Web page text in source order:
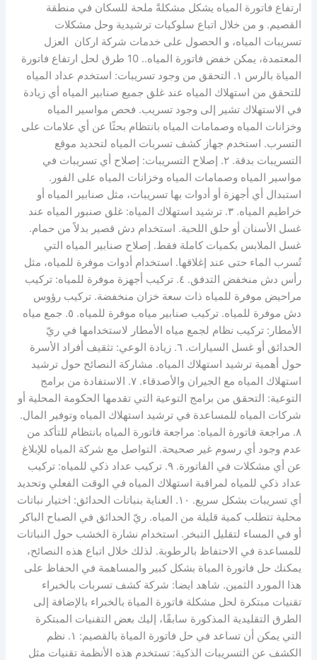
ارتفاع فاتورة المياه يشكل مشكلةً ملحة للسكان في منطقة
القصيم. و من خلال اتباع سلوكيات ترشيدية وحل مشكلات
تسريبات المياه، و الحصول على خدمات شركة اركان العزل
المعتمدة، يمكن خفض فاتورة المياه.. 10 طرق لحل ارتفاع فاتورة
المياة بالرس ١. التحقق من وجود تسريبات: استخدم عداد المياه
للتحقق من استهلاك المياه عند غلق جميع صنابير المياه أي زيادة
في الاستهلاك تشير إلى وجود تسريب. فحص مواسير المياه
وخزانات المياه وصمامات المياه بانتظام بحثًا عن أي علامات على
التسرب. استخدم جهاز كشف تسربات المياه لتحديد موقع
التسريبات بدقة. ٢. إصلاح التسريبات: إصلاح أي تسريبات في
مواسير المياه وصمامات المياه وخزانات المياه على الفور.
استبدال أي أجهزة أو أدوات بها تسريبات، مثل صنابير المياه أو
خراطيم المياه. ٣. ترشيد استهلاك المياه: غلق صنبور المياه عند
غسل الأسنان أو حلق اللحية. استخدام دش قصير بدلاً من حمام.
غسل الملابس بكميات كاملة فقط. إصلاح صنابير المياه التي
تُسرب الماء حتى عند إغلاقها. استخدام أدوات موفرة للمياه، مثل
رأس دش منخفض التدفق. ٤. تركيب أجهزة موفرة للمياه: تركيب
مراحيض موفرة للمياه ذات سعة خزان منخفضة. تركيب رؤوس
دش موفرة للمياه. تركيب صنابير مياه موفرة للمياه. ٥. جمع مياه
الأمطار: تركيب نظام لجمع مياه الأمطار لاستخدامها في ريّ
الحدائق أو غسل السيارات. ٦. زيادة الوعي: تثقيف أفراد الأسرة
حول أهمية ترشيد استهلاك المياه. مشاركة النصائح حول ترشيد
استهلاك المياه مع الجيران والأصدقاء. ٧. الاستفادة من برامج
التوعية: التحقق من برامج التوعية التي تقدمها الحكومة المحلية أو
شركات المياه للمساعدة في ترشيد استهلاك المياه وتوفير المال.
٨. مراجعة فاتورة المياه: مراجعة فاتورة المياه بانتظام للتأكد من
عدم وجود أي رسوم غير صحيحة. التواصل مع شركة المياه للإبلاغ
عن أي مشكلات في الفاتورة. ٩. تركيب عداد ذكي للمياه: تركيب
عداد ذكي للمياه لمراقبة استهلاك المياه في الوقت الفعلي وتحديد
أي تسريبات بشكل سريع. ١٠. العناية بنباتات الحدائق: اختيار نباتات
محلية تتطلب كمية قليلة من المياه. ريّ الحدائق في الصباح الباكر
أو في المساء لتقليل التبخر. استخدام نشارة الخشب حول النباتات
للمساعدة في الاحتفاظ بالرطوبة. لذلك خلال اتباع هذه النصائح،
يمكنك حل فاتورة المياة بشكل كبير والمساهمة في الحفاظ على
هذا المورد الثمين. شاهد ايضا: شركة كشف تسربات بالخبراء
تقنيات مبتكرة لحل مشكلة فاتورة المياة بالخبراء بالإضافة إلى
الطرق التقليدية المذكورة سابقًا، إليك بعض التقنيات المبتكرة
التي يمكن أن تساعد في حل فاتورة المياة بالقصيم: ١. نظم
الكشف عن التسريبات الذكية: تستخدم هذه الأنظمة تقنيات مثل